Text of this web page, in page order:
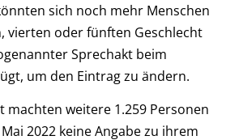
sich noch mehr Menschen
vierten oder fünften Geschlecht
Sprechakt beim
um den Eintrag zu ändern.
machten weitere 1.259 Personen
2022 keine Angabe zu ihrem